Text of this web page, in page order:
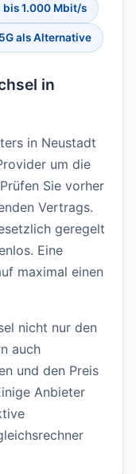
bis 1.000 Mbit/s
5G als Alternative
in
in Neustadt
um die
Sie vorher
Vertrags.
geregelt
Eine
maximal einen
nicht nur den
auch
und den Preis
Anbieter